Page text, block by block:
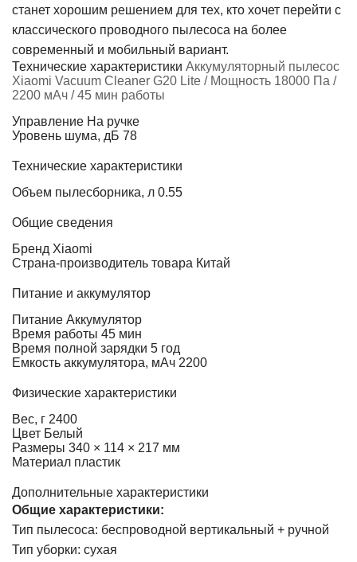
станет хорошим решением для тех, кто хочет перейти с
классического проводного пылесоса на более
современный и мобильный вариант.
Технические характеристики Аккумуляторный пылесос
Xiaomi Vacuum Cleaner G20 Lite / Мощность 18000 Па /
2200 мАч / 45 мин работы
Управление На ручке
Уровень шума, дБ 78
Технические характеристики
Объем пылесборника, л 0.55
Общие сведения
Бренд Xiaomi
Страна-производитель товара Китай
Питание и аккумулятор
Питание Аккумулятор
Время работы 45 мин
Время полной зарядки 5 год
Емкость аккумулятора, мАч 2200
Физические характеристики
Вес, г 2400
Цвет Белый
Размеры 340 × 114 × 217 мм
Материал пластик
Дополнительные характеристики
Общие характеристики:
Тип пылесоса: беспроводной вертикальный + ручной
Тип уборки: сухая